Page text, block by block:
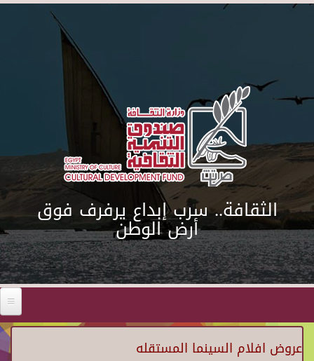
Skip to main content
الثقافة.. سرب إبداع يرفرف فوق
أرض الوطن
عروض افلام السينما المستقله